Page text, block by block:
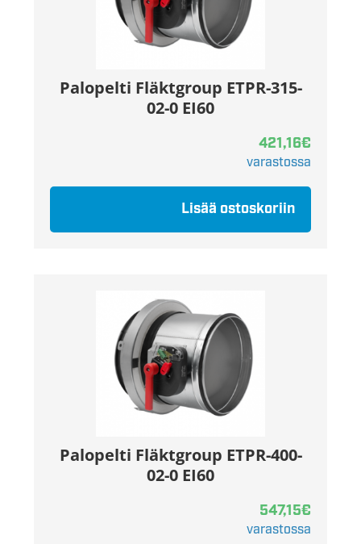
Palopelti Fläktgroup ETPR-315-
02-0 EI60
421,16€
varastossa
Lisää ostoskoriin
Palopelti Fläktgroup ETPR-400-
02-0 EI60
547,15€
varastossa